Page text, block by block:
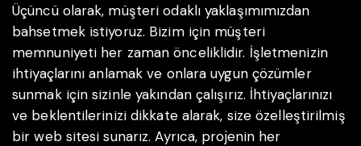
Üçüncü olarak, müşteri odaklı yaklaşımımızdan
bahsetmek istiyoruz. Bizim için müşteri
memnuniyeti her zaman önceliklidir. İşletmenizin
ihtiyaçlarını anlamak ve onlara uygun çözümler
sunmak için sizinle yakından çalışırız. İhtiyaçlarınızı
ve beklentilerinizi dikkate alarak, size özelleştirilmiş
bir web sitesi sunarız. Ayrıca, projenin her